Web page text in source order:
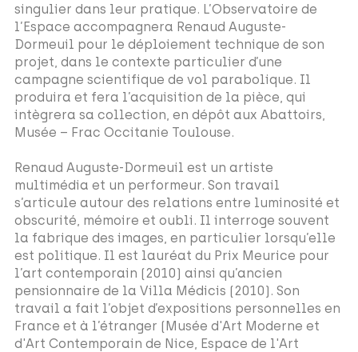
singulier dans leur pratique. L’Observatoire de
l’Espace accompagnera Renaud Auguste-
Dormeuil pour le déploiement technique de son
projet, dans le contexte particulier d’une
campagne scientifique de vol parabolique. Il
produira et fera l’acquisition de la pièce, qui
intègrera sa collection, en dépôt aux Abattoirs,
Musée – Frac Occitanie Toulouse.
Renaud Auguste-Dormeuil est un artiste
multimédia et un performeur. Son travail
s’articule autour des relations entre luminosité et
obscurité, mémoire et oubli. Il interroge souvent
la fabrique des images, en particulier lorsqu’elle
est politique. Il est lauréat du Prix Meurice pour
l’art contemporain (2010) ainsi qu’ancien
pensionnaire de la Villa Médicis (2010). Son
travail a fait l’objet d’expositions personnelles en
France et à l’étranger (Musée d'Art Moderne et
d'Art Contemporain de Nice, Espace de l'Art